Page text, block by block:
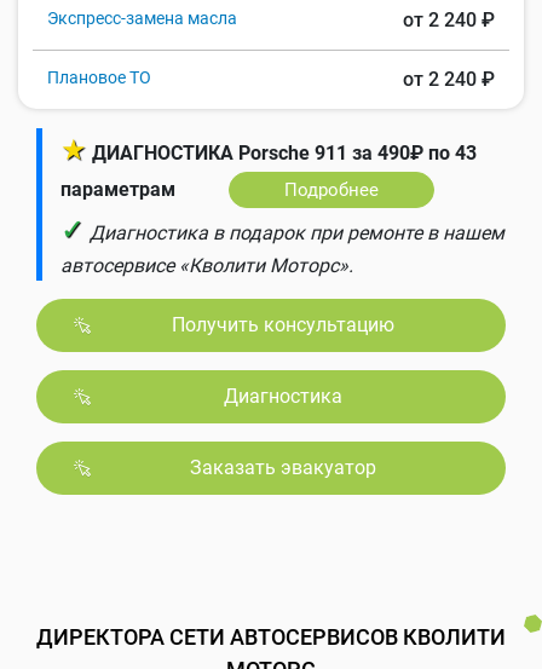
Экспресс-замена масла от 2 240 ₽
Плановое ТО от 2 240 ₽
★ ДИАГНОСТИКА Porsche 911 за 490₽ по 43
параметрам
Подробнее
✓ Диагностика в подарок при ремонте в нашем
автосервисе «Кволити Моторс».
Получить консультацию
Диагностика
Заказать эвакуатор
ДИРЕКТОРА СЕТИ АВТОСЕРВИСОВ КВОЛИТИ